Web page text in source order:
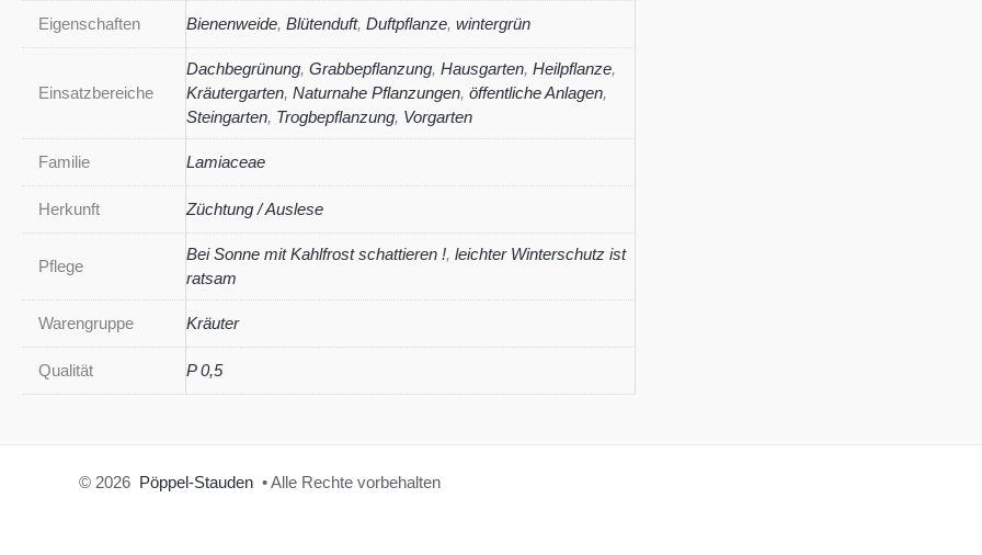
Eigenschaften Bienenweide, Blütenduft, Duftpflanze, wintergrün
Einsatzbereiche
Dachbegrünung, Grabbepflanzung, Hausgarten, Heilpflanze,
Kräutergarten, Naturnahe Pflanzungen, öffentliche Anlagen,
Steingarten, Trogbepflanzung, Vorgarten
Familie Lamiaceae
Herkunft Züchtung / Auslese
Pflege
Bei Sonne mit Kahlfrost schattieren !, leichter Winterschutz ist
ratsam
Warengruppe Kräuter
Qualität P 0,5
© 2026 Pöppel-Stauden • Alle Rechte vorbehalten